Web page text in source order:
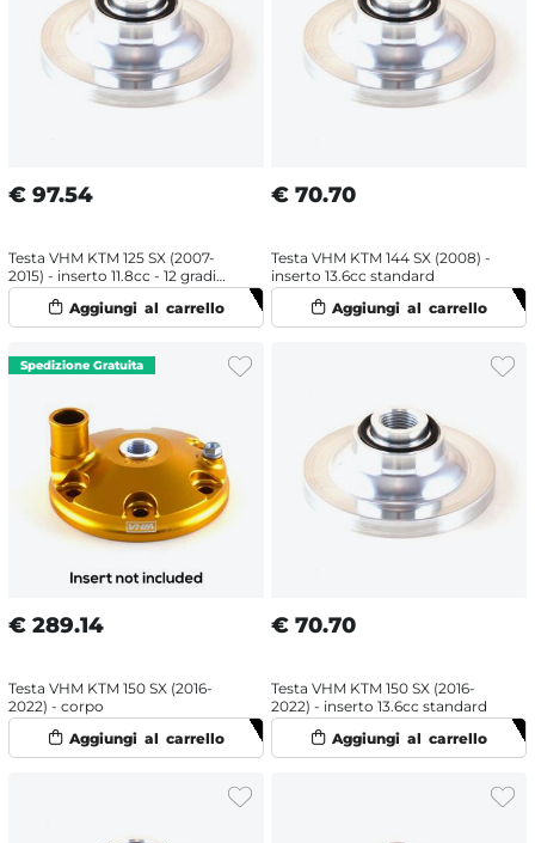
€ 97.54
Testa VHM KTM 125 SX (2007-
2015) - inserto 11.8cc - 12 gradi
standard
€ 70.70
Testa VHM KTM 144 SX (2008) -
inserto 13.6cc standard
€ 289.14
Testa VHM KTM 150 SX (2016-
2022) - corpo
€ 70.70
Testa VHM KTM 150 SX (2016-
2022) - inserto 13.6cc standard